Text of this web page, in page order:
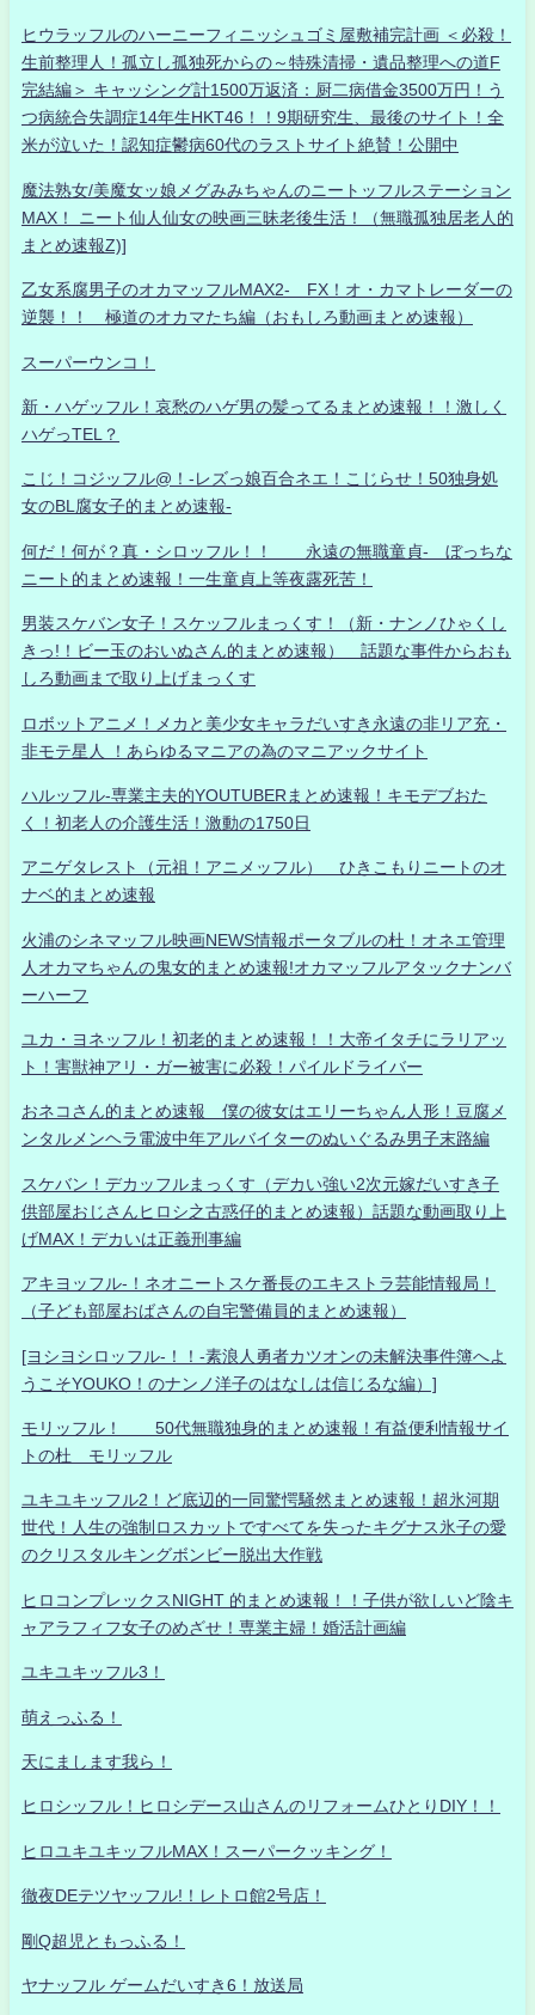
ヒウラッフルのハーニーフィニッシュゴミ屋敷補完計画 ＜必殺！
生前整理人！孤立し孤独死からの～特殊清掃・遺品整理への道F
完結編＞ キャッシング計1500万返済：厨二病借金3500万円！う
つ病統合失調症14年生HKT46！！9期研究生、最後のサイト！全
米が泣いた！認知症鬱病60代のラストサイト絶賛！公開中
魔法熟女/美魔女ッ娘メグみみちゃんのニートッフルステーション
MAX！ ニート仙人仙女の映画三昧老後生活！（無職孤独居老人的
まとめ速報Z)]
乙女系腐男子のオカマッフルMAX2- FX！オ・カマトレーダーの
逆襲！！ 極道のオカマたち編（おもしろ動画まとめ速報）
スーパーウンコ！
新・ハゲッフル！哀愁のハゲ男の髪ってるまとめ速報！！激しく
ハゲっTEL？
こじ！コジッフル@！-レズっ娘百合ネエ！こじらせ！50独身処
女のBL腐女子的まとめ速報-
何だ！何が？真・シロッフル！！ 永遠の無職童貞- ぼっちな
ニート的まとめ速報！一生童貞上等夜露死苦！
男装スケバン女子！スケッフルまっくす！（新・ナンノひゃくし
きっ!！ビー玉のおいぬさん的まとめ速報） 話題な事件からおも
しろ動画まで取り上げまっくす
ロボットアニメ！メカと美少女キャラだいすき永遠の非リア充・
非モテ星人 ！あらゆるマニアの為のマニアックサイト
ハルッフル-専業主夫的YOUTUBERまとめ速報！キモデブおた
く！初老人の介護生活！激動の1750日
アニゲタレスト（元祖！アニメッフル） ひきこもりニートのオ
ナベ的まとめ速報
火浦のシネマッフル映画NEWS情報ポータブルの杜！オネエ管理
人オカマちゃんの鬼女的まとめ速報!オカマッフルアタックナンバ
ーハーフ
ユカ・ヨネッフル！初老的まとめ速報！！大帝イタチにラリアッ
ト！害獣神アリ・ガー被害に必殺！パイルドライバー
おネコさん的まとめ速報 僕の彼女はエリーちゃん人形！豆腐メ
ンタルメンヘラ電波中年アルバイターのぬいぐるみ男子末路編
スケバン！デカッフルまっくす（デカい強い2次元嫁だいすき子
供部屋おじさんヒロシ之古惑仔的まとめ速報）話題な動画取り上
げMAX！デカいは正義刑事編
アキヨッフル-！ネオニートスケ番長のエキストラ芸能情報局！
（子ども部屋おばさんの自宅警備員的まとめ速報）
[ヨシヨシロッフル-！！-素浪人勇者カツオンの未解決事件簿へよ
うこそYOUKO！のナンノ洋子のはなしは信じるな編）]
モリッフル！ 50代無職独身的まとめ速報！有益便利情報サイ
トの杜 モリッフル
ユキユキッフル2！ど底辺的一同驚愕騒然まとめ速報！超氷河期
世代！人生の強制ロスカットですべてを失ったキグナス氷子の愛
のクリスタルキングボンビー脱出大作戦
ヒロコンプレックスNIGHT 的まとめ速報！！子供が欲しいど陰キ
ャアラフィフ女子のめざせ！専業主婦！婚活計画編
ユキユキッフル3！
萌えっふる！
天にまします我ら！
ヒロシッフル！ヒロシデース山さんのリフォームひとりDIY！！
ヒロユキユキッフルMAX！スーパークッキング！
徹夜DEテツヤッフル!！レトロ館2号店！
剛Q超児ともっふる！
ヤナッフル ゲームだいすき6！放送局